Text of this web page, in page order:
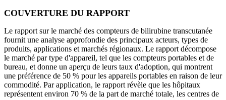
COUVERTURE DU RAPPORT
Le rapport sur le marché des compteurs de bilirubine transcutanée
fournit une analyse approfondie des principaux acteurs, types de
produits, applications et marchés régionaux. Le rapport décompose
le marché par type d'appareil, tel que les compteurs portables et de
bureau, et donne un aperçu de leurs taux d'adoption, qui montrent
une préférence de 50 % pour les appareils portables en raison de leur
commodité. Par application, le rapport révèle que les hôpitaux
représentent environ 70 % de la part de marché totale, les centres de